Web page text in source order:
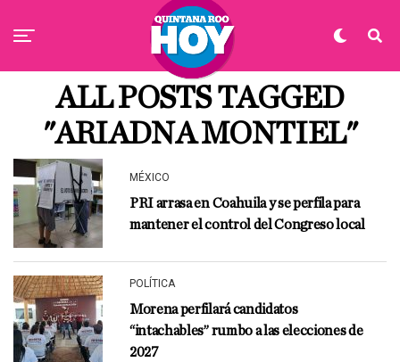
ALL POSTS TAGGED
"ARIADNA MONTIEL"
MÉXICO
PRI arrasa en Coahuila y se perfila para
mantener el control del Congreso local
POLÍTICA
Morena perfilará candidatos
“intachables” rumbo a las elecciones de
2027